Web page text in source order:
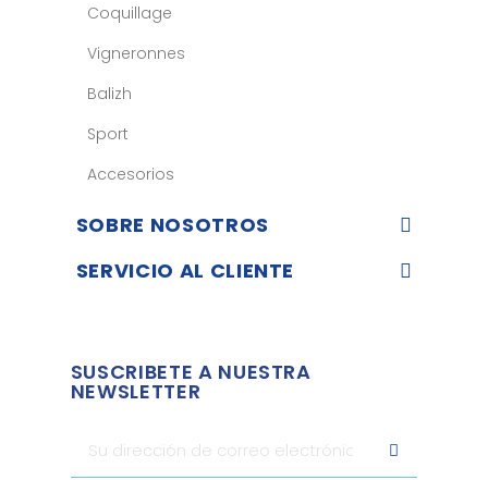
Coquillage
Vigneronnes
Balizh
Sport
Accesorios
SOBRE NOSOTROS
SERVICIO AL CLIENTE
SUSCRIBETE A NUESTRA
NEWSLETTER